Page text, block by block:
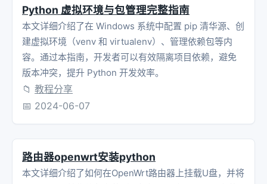
Python 虚拟环境与包管理完整指南
本文详细介绍了在 Windows 系统中配置 pip 清华源、创
建虚拟环境（venv 和 virtualenv）、管理依赖包等内
容。通过本指南，开发者可以有效隔离项目依赖，避免
版本冲突，提升 Python 开发效率。
📁 教程分享
📅 2024-06-07
路由器openwrt安装python
本文详细介绍了如何在OpenWrt路由器上挂载U盘，并将